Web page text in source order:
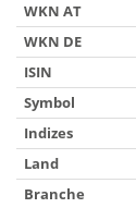
WKN AT
WKN DE
ISIN
Symbol
Indizes
Land
Branche